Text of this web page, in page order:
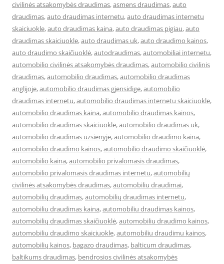
civilinės atsakomybės draudimas,asmens draudimas,auto
draudimas,auto draudimas internetu,auto draudimas internetu
skaiciuokle,auto draudimas kaina,auto draudimas pigiau,auto
draudimas skaiciuokle,auto draudimas uk,auto draudimo kainos,
auto draudimo skaičiuoklė,autodraudimas,automobiliai internetu,
automobilio civilinės atsakomybės draudimas,automobilio civilinis
draudimas,automobilio draudimas,automobilio draudimas
anglijoje,automobilio draudimas gjensidige,automobilio
draudimas internetu,automobilio draudimas internetu skaiciuokle,
automobilio draudimas kaina,automobilio draudimas kainos,
automobilio draudimas skaiciuokle,automobilio draudimas uk,
automobilio draudimas uzsienyje,automobilio draudimo kaina,
automobilio draudimo kainos,automobilio draudimo skaičiuoklė,
automobilio kaina,automobilio privalomasis draudimas,
automobilio privalomasis draudimas internetu,automobilių
civilinės atsakomybės draudimas,automobiliu draudimai,
automobilių draudimas,automobilių draudimas internetu,
automobiliu draudimas kaina,automobiliu draudimas kainos,
automobilių draudimas skaičiuoklė,automobiliu draudimo kainos,
automobiliu draudimo skaiciuokle,automobiliu draudimu kainos,
automobilių kainos, bagazo draudimas, balticum draudimas,
baltikums draudimas, bendrosios civilinės atsakomybės